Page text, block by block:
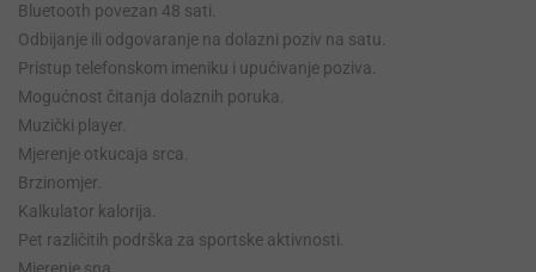
Bluetooth povezan 48 sati.
Odbijanje ili odgovaranje na dolazni poziv na satu.
Pristup telefonskom imeniku i upućivanje poziva.
Mogućnost čitanja dolaznih poruka.
Muzički player.
Mjerenje otkucaja srca.
Brzinomjer.
Kalkulator kalorija.
Pet različitih podrška za sportske aktivnosti.